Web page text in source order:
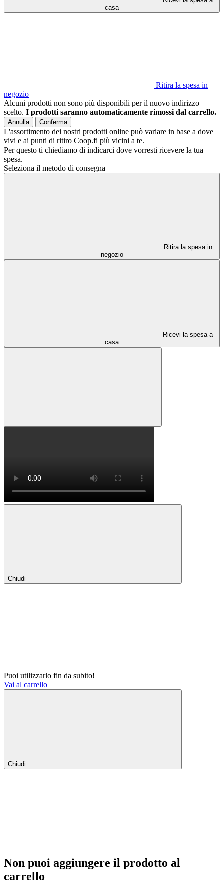
casa
Ritira la spesa in
negozio
Alcuni prodotti non sono più disponibili per il nuovo indirizzo
scelto. I prodotti saranno automaticamente rimossi dal carrello.
Annulla Conferma
L'assortimento dei nostri prodotti online può variare in base a dove
vivi e ai punti di ritiro Coop.fi più vicini a te.
Per questo ti chiediamo di indicarci dove vorresti ricevere la tua
spesa.
Seleziona il metodo di consegna
Ritira la spesa in
negozio
Ricevi la spesa a
casa
Chiudi
Puoi utilizzarlo fin da subito!
Vai al carrello
Chiudi
Non puoi aggiungere il prodotto al
carrello